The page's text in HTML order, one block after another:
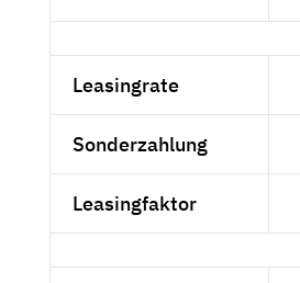
Leasingrate
Sonderzahlung
Leasingfaktor